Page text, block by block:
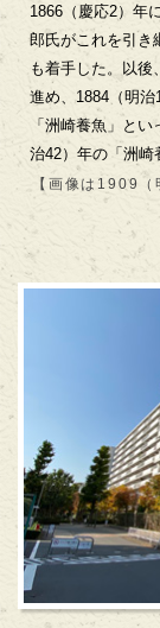
1866（慶応2）年
郎氏がこれを引き
も着手した。以後
進め、1884（明
「洲崎養魚」と
治42）年の「洲崎
【画像は1909（